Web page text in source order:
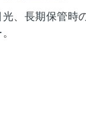
、長期保管時